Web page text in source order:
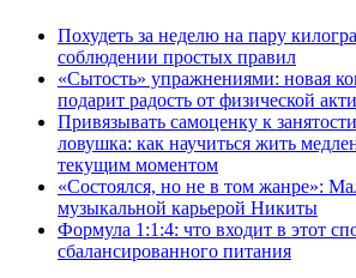
Похудеть за неделю на пару
соблюдении простых правил
«Сытость» упражнениями: новая
подарит радость от физической
Привязывать самоценку к
ловушка: как научиться жить
текущим моментом
«Состоялся, но не в том жанре»:
музыкальной карьерой Никиты
Формула 1:1:4: что входит в этот
сбалансированного питания